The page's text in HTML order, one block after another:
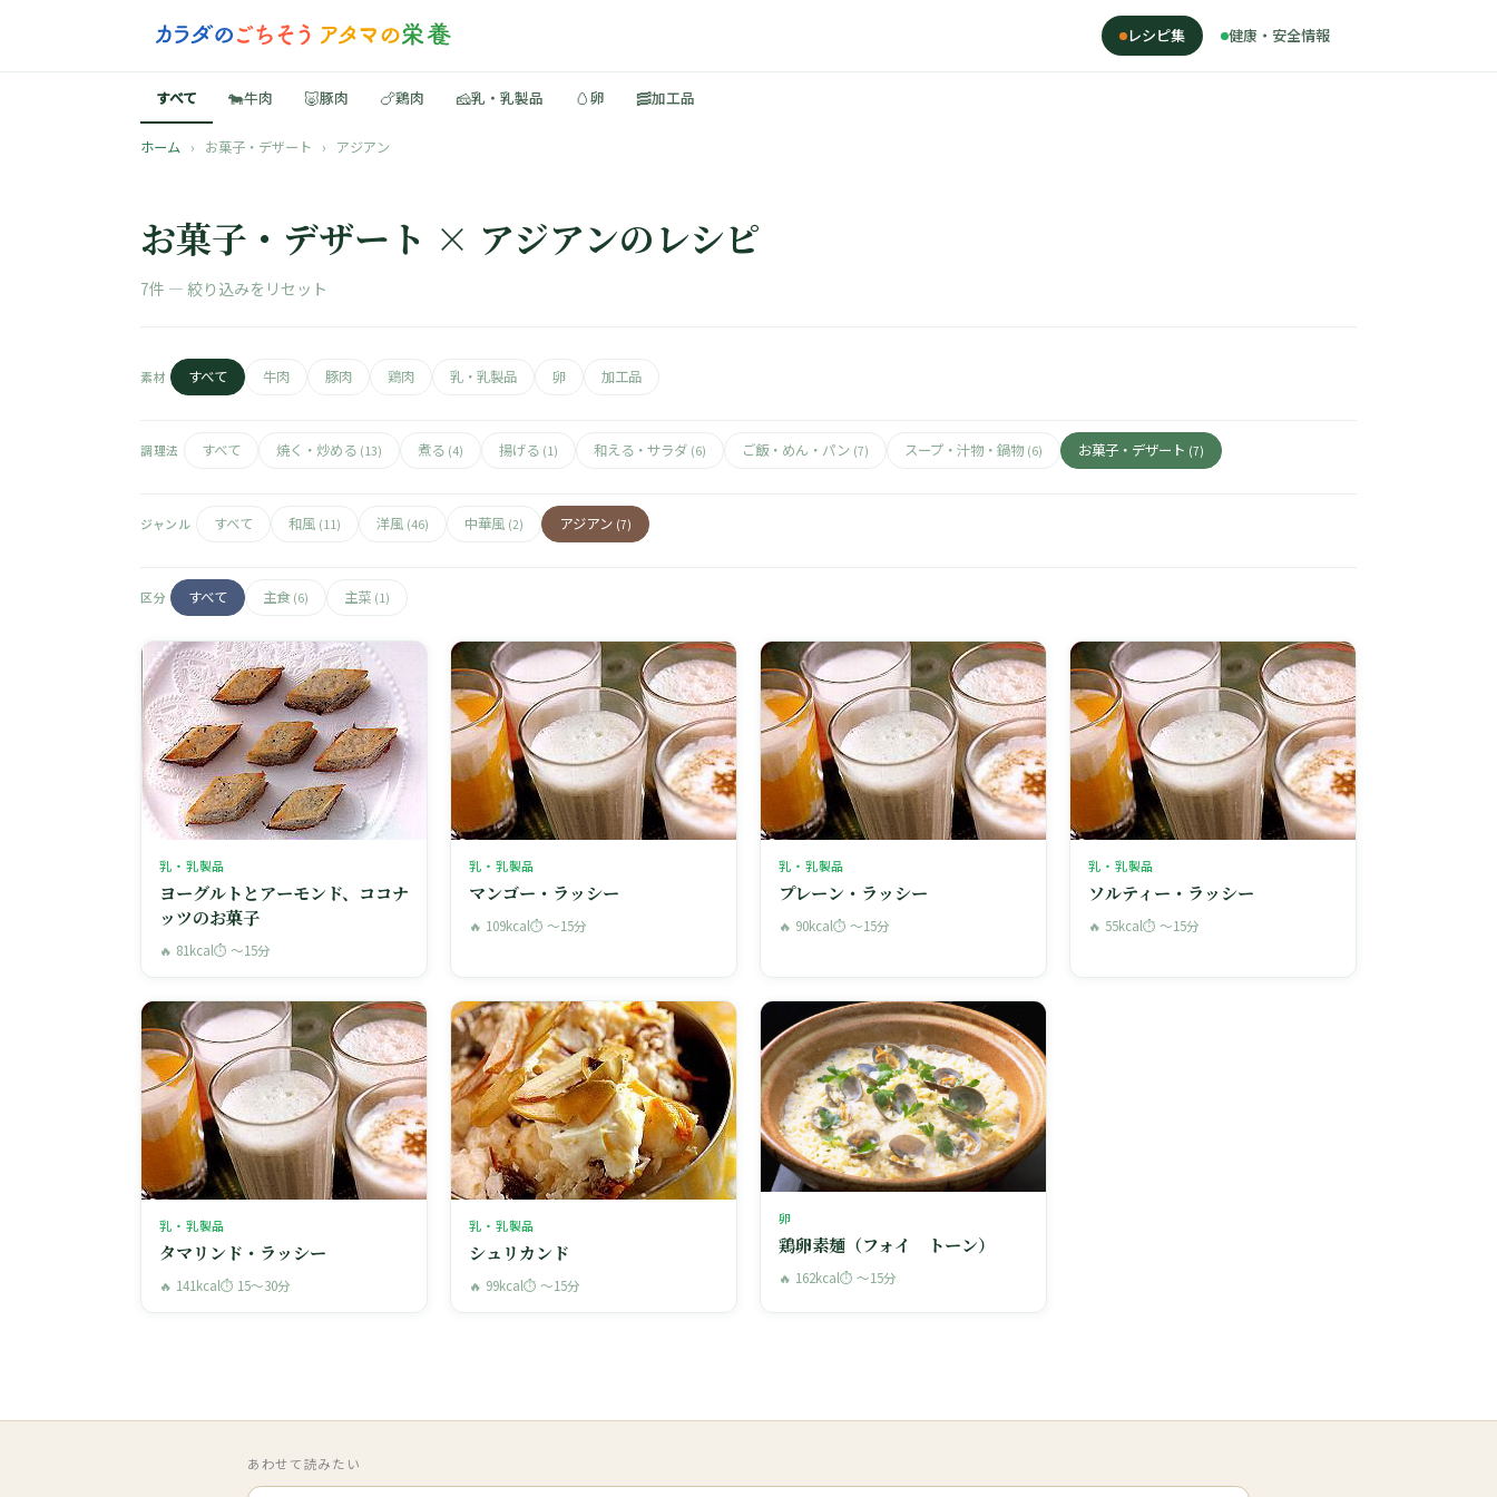
レシピ集 健康・安全情報
すべて 🐄牛肉 🐷豚肉 🍗鶏肉 🧀乳・乳製品 🥚卵 🥓加工品
ホーム › お菓子・デザート › アジアン
お菓子・デザート × アジアンのレシピ
7件 — 絞り込みをリセット
素材 すべて 牛肉 豚肉 鶏肉 乳・乳製品 卵 加工品
調理法 すべて 焼く・炒める (13) 煮る (4) 揚げる (1) 和える・サラダ (6) ご飯・めん・パン (7) スープ・汁物・鍋物 (6) お菓子・デザート (7)
ジャンル すべて 和風 (11) 洋風 (46) 中華風 (2) アジアン (7)
区分 すべて 主食 (6) 主菜 (1)
乳・乳製品
ヨーグルトとアーモンド、ココナ
ッツのお菓子
🔥 81kcal⏱ 〜15分
乳・乳製品
マンゴー・ラッシー
🔥 109kcal⏱ 〜15分
乳・乳製品
プレーン・ラッシー
🔥 90kcal⏱ 〜15分
乳・乳製品
ソルティー・ラッシー
🔥 55kcal⏱ 〜15分
乳・乳製品
タマリンド・ラッシー
🔥 141kcal⏱ 15〜30分
乳・乳製品
シュリカンド
🔥 99kcal⏱ 〜15分
卵
鶏卵素麺（フォイ トーン）
🔥 162kcal⏱ 〜15分
あわせて読みたい